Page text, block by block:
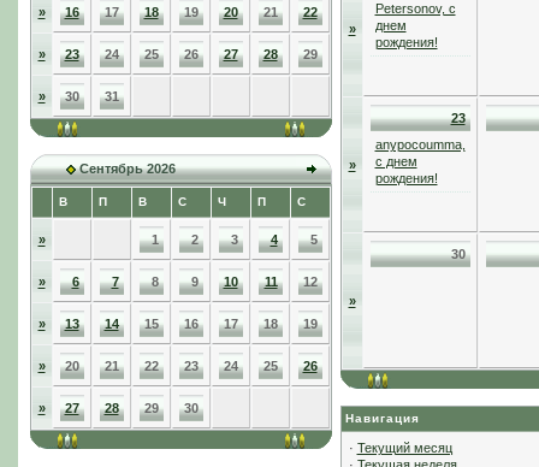
» 16 17 18 19 20 21 22
» 23 24 25 26 27 28 29
» 30 31
Сентябрь 2026
В П В С Ч П С
» 1 2 3 4 5
» 6 7 8 9 10 11 12
» 13 14 15 16 17 18 19
» 20 21 22 23 24 25 26
» 27 28 29 30
»
Petersonov, с
днем
рождения!
»
23
anypocoumma,
с днем
рождения!
»
30
Навигация
· Текущий месяц